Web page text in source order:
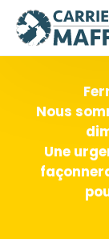
Skip to main
Nous
Une